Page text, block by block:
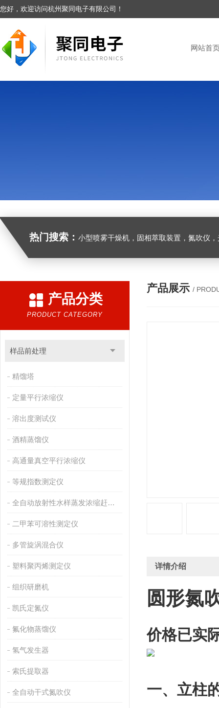
您好，欢迎访问杭州聚同电子有限公司！
网站首
热门搜索： 小型喷雾干燥机，固相萃取装置，氮吹仪，光化学反应仪，低温恒温槽，超声波细胞
产品分类
PRODUCT CATEGORY
样品前处理
精馏塔
定量平行浓缩仪
溶出度测试仪
酒精蒸馏仪
高通量真空平行浓缩仪
等规指数测定仪
全自动放射性水样蒸发浓缩赶酸仪
二甲苯可溶性测定仪
多管旋涡混合仪
塑料聚丙烯测定仪
组织研磨机
凯氏定氮仪
氟化物蒸馏仪
氢气发生器
索氏提取器
全自动干式氮吹仪
产品展示 /
详情介绍
圆形氮
价格已实
一、立柱